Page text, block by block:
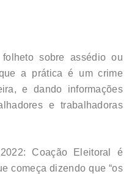
sobre assédio ou
a prática é um crime
e dando informações
e trabalhadoras
Coação Eleitoral é
começa dizendo que “os